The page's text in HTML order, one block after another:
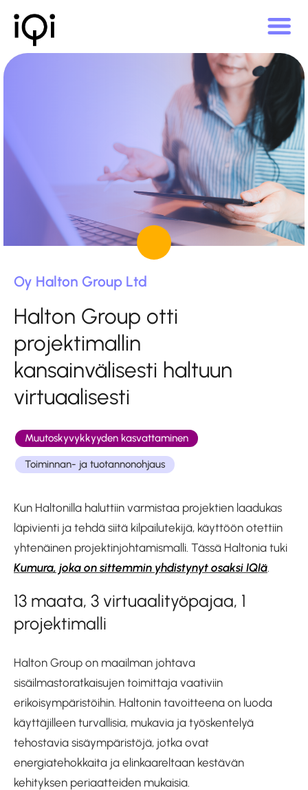
Oy Halton Group Ltd
Halton Group otti
projektimallin
kansainvälisesti haltuun
virtuaalisesti
Muutoskyvykkyyden kasvattaminen
Toiminnan- ja tuotannonohjaus
Kun Haltonilla haluttiin varmistaa projektien laadukas
läpivienti ja tehdä siitä kilpailutekijä, käyttöön otettiin
yhtenäinen projektinjohtamismalli. Tässä Haltonia tuki
Kumura, joka on sittemmin yhdistynyt osaksi IQIä.
13 maata, 3 virtuaalityöpajaa, 1
projektimalli
Halton Group on maailman johtava
sisäilmastoratkaisujen toimittaja vaativiin
erikoisympäristöihin. Haltonin tavoitteena on luoda
käyttäjilleen turvallisia, mukavia ja työskentelyä
tehostavia sisäympäristöjä, jotka ovat
energiatehokkaita ja elinkaareltaan kestävän
kehityksen periaatteiden mukaisia.